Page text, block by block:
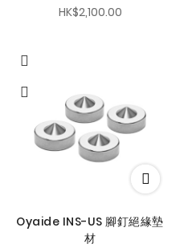
HK$2,100.00
Oyaide INS-US 腳釘絕緣墊
材